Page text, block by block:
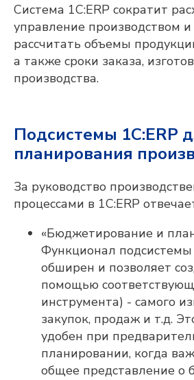
Система 1С:ERP сократит
управление производством
рассчитать объемы
а также сроки заказа,
производства.
Подсистемы 1С:ERP
планирования
За руководство
процессами в 1С:ERP
«Бюджетирование и
Функционал подсистемы
обширен и позволяет
помощью
инструмента) - самого
закупок, продаж и т.д.
удобен при
планировании, когда
общее представление о